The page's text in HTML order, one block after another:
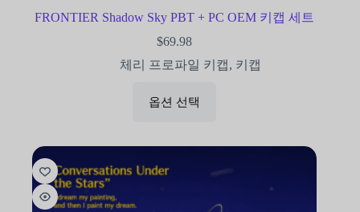
FRONTIER Shadow Sky PBT + PC OEM 키캡 세트
$69.98
체리 프로파일 키캡, 키캡
옵션 선택